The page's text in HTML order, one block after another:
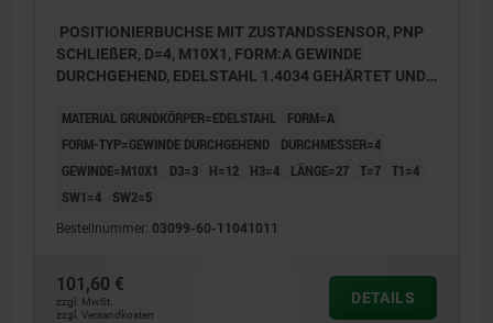
POSITIONIERBUCHSE MIT ZUSTANDSSENSOR, PNP
SCHLIEßER, D=4, M10X1, FORM:A GEWINDE
DURCHGEHEND, EDELSTAHL 1.4034 GEHÄRTET UND
MATERIAL GRUNDKÖRPER=EDELSTAHL
FORM=A
FORM-TYP=GEWINDE DURCHGEHEND
DURCHMESSER=4
GEWINDE=M10X1
D3=3 H=12 H3=4 LÄNGE=27 T=7 T1=4
SW1=4
SW2=5
Bestellnummer: 03099-60-11041011
101,60 €
zzgl. MwSt.
zzgl. Versandkosten
DETAILS